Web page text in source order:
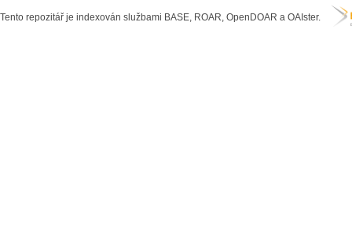
Tento repozitář je indexován službami BASE, ROAR, OpenDOAR a OAIster.